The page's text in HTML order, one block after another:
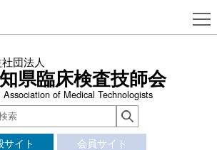
団法人
県臨床検査技師会
Association of Medical Technologists
サイト
会員サイト